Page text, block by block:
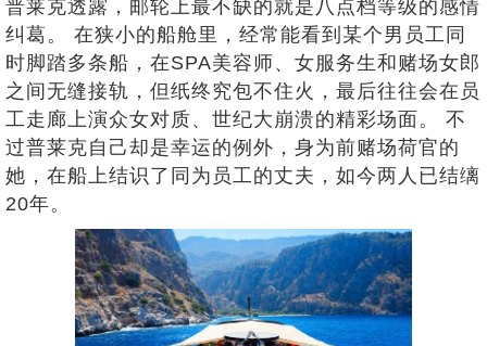
普莱克透露，邮轮上最不缺的就是八点档等级的感情
纠葛。 在狭小的船舱里，经常能看到某个男员工同
时脚踏多条船，在SPA美容师、女服务生和赌场女郎
之间无缝接轨，但纸终究包不住火，最后往往会在员
工走廊上演众女对质、世纪大崩溃的精彩场面。 不
过普莱克自己却是幸运的例外，身为前赌场荷官的
她，在船上结识了同为员工的丈夫，如今两人已结缡
20年。